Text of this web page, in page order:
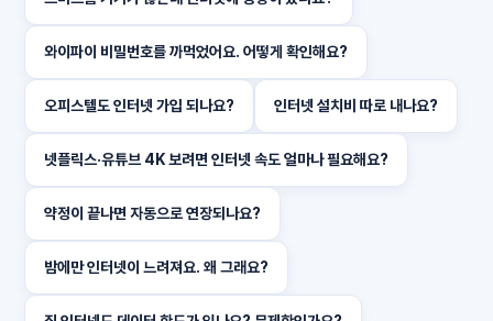
와이파이 비밀번호를 까먹었어요. 어떻게 확인해요?
오피스텔도 인터넷 가입 되나요? 인터넷 설치비 따로 내나요?
넷플릭스·유튜브 4K 보려면 인터넷 속도 얼마나 필요해요?
약정이 끝나면 자동으로 연장되나요?
밤에만 인터넷이 느려져요. 왜 그래요?